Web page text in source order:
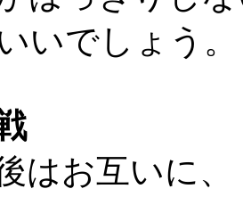
いでしょう。
はお互いに